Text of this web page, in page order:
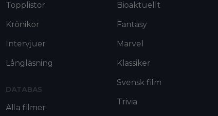
Topplistor
Krönikor
Intervjuer
Långläsning
DATABAS
Alla filmer
Bioaktuellt
Fantasy
Marvel
Klassiker
Svensk film
Trivia